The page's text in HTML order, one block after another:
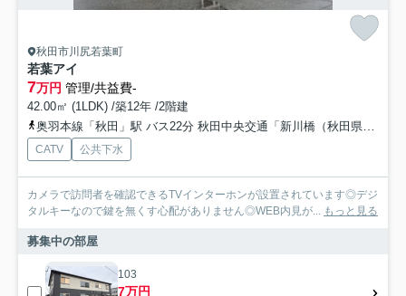
秋田市川尻若葉町
若葉アイ
7万円 管理/共益費-
42.00㎡ (1LDK) /築12年 /2階建
奥羽本線「秋田」駅 バス22分 秋田中央交通「新川橋（秋田県）」 停歩4分
CATV 公共下水
カメラで訪問者を確認できるTVインターホンが設置されています◎デジ
タルキーなので鍵を無くす心配がありません◎WEB内見が... もっと見る
募集中の部屋
103
7万円